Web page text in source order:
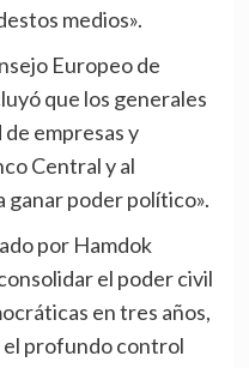
medios».
que los generales
empresas y
Central y al
poder político».
el poder civil
en tres años,
el profundo control